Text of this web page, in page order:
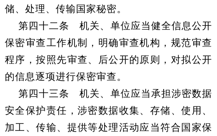
储、处理、传输国家秘密。
第四十二条 机关、单位应当健全信息公开
保密审查工作机制，明确审查机构，规范审查
程序，按照先审查、后公开的原则，对拟公开
的信息逐项进行保密审查。
第四十三条 机关、单位应当承担涉密数据
安全保护责任，涉密数据收集、存储、使用、
加工、传输、提供等处理活动应当符合国家保